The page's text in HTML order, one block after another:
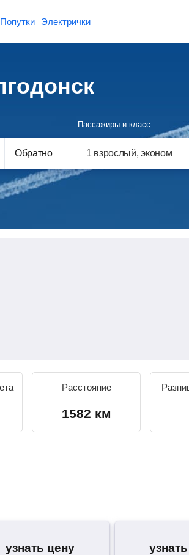
Попутки Электрички
Обратно
Пассажиры и класс
Расстояние
1582 км
узнать цену